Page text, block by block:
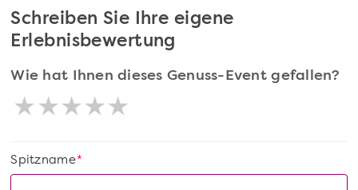
Schreiben Sie Ihre eigene
Erlebnisbewertung
Wie hat Ihnen dieses Genuss-Event gefallen?
*
Spitzname